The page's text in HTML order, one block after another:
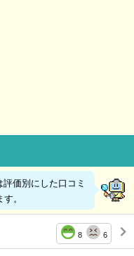
評価別にした口コミ
。
8 6